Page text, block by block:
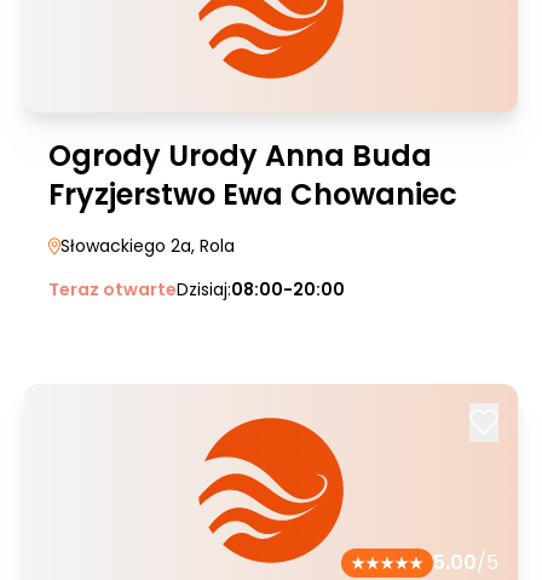
Ogrody Urody Anna Buda
Fryzjerstwo Ewa Chowaniec
Słowackiego 2a, Rola
Teraz otwarteDzisiaj:08:00-20:00
5.00/5